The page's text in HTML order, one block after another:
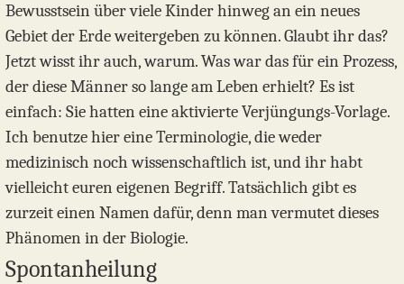
Bewusstsein über viele Kinder hinweg an ein neues
Gebiet der Erde weitergeben zu können. Glaubt ihr das?
Jetzt wisst ihr auch, warum. Was war das für ein Prozess,
der diese Männer so lange am Leben erhielt? Es ist
einfach: Sie hatten eine aktivierte Verjüngungs-Vorlage.
Ich benutze hier eine Terminologie, die weder
medizinisch noch wissenschaftlich ist, und ihr habt
vielleicht euren eigenen Begriff. Tatsächlich gibt es
zurzeit einen Namen dafür, denn man vermutet dieses
Phänomen in der Biologie.
Spontanheilung